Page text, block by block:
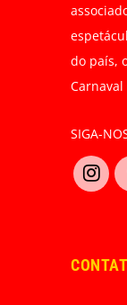
do país,
Carnaval
SIGA-